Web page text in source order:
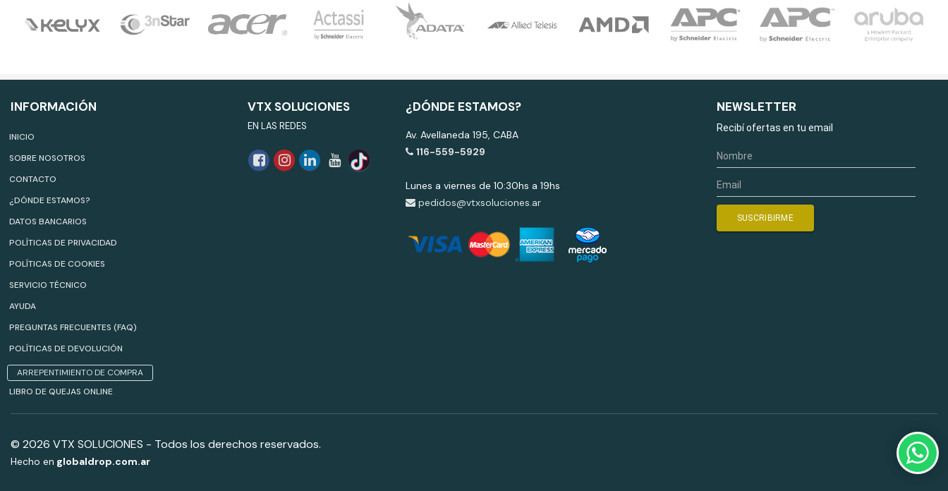
INFORMACIÓN
INICIO
SOBRE NOSOTROS
CONTACTO
¿DÓNDE ESTAMOS?
DATOS BANCARIOS
POLÍTICAS DE PRIVACIDAD
POLÍTICAS DE COOKIES
SERVICIO TÉCNICO
AYUDA
PREGUNTAS FRECUENTES (FAQ)
POLÍTICAS DE DEVOLUCIÓN
ARREPENTIMIENTO DE COMPRA
LIBRO DE QUEJAS ONLINE
VTX SOLUCIONES
EN LAS REDES
¿DÓNDE ESTAMOS?
Av. Avellaneda 195, CABA
116-559-5929
Lunes a viernes de 10:30hs a 19hs
pedidos@vtxsoluciones.ar
NEWSLETTER
Recibí ofertas en tu email
© 2026 VTX SOLUCIONES - Todos los derechos reservados.
Hecho en globaldrop.com.ar